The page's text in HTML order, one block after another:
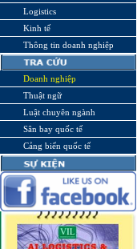
Logistics
Kinh tế
Thông tin doanh nghiệp
Doanh nghiệp
Thuật ngữ
Luật chuyên ngành
Sân bay quốc tế
Cảng biển quốc tế